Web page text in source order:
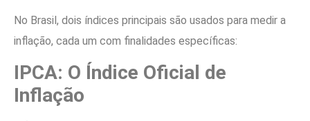
No Brasil, dois índices principais são usados para medir a
inflação, cada um com finalidades específicas:
IPCA: O Índice Oficial de
Inflação